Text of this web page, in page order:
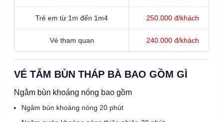
Trẻ em từ 1m đến 1m4 250.000 đ/khách
Vé tham quan 240.000 đ/khách
VÉ TẮM BÙN THÁP BÀ BAO GỒM GÌ
Ngâm bùn khoáng nóng bao gồm
Ngâm bùn khoáng nóng 20 phút